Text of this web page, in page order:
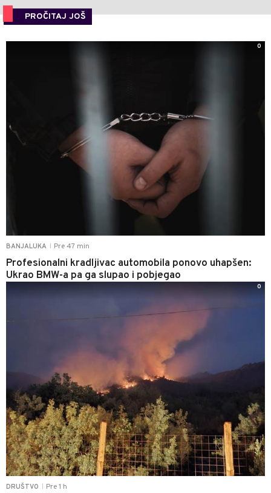
PROČITAJ JOŠ
BANJALUKA Pre 47 min
Profesionalni kradljivac automobila ponovo uhapšen:
Ukrao BMW-a pa ga slupao i pobjegao
0
DRUŠTVO Pre 1 h
0